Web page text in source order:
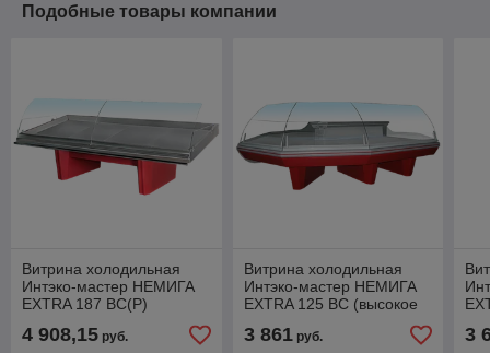
Подобные товары компании
Витрина холодильная
Интэко-мастер НЕМИГА
EXTRA 187 ВС(Р)
4 908,15 руб.
Витрина холодильная
Интэко-мастер НЕМИГА
EXTRA 125 ВС (высокое
3 861руб. 3